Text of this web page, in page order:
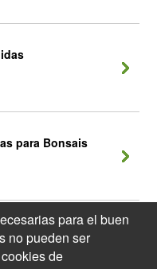
para Bonsais
del momento
para el buen
no pueden ser
de